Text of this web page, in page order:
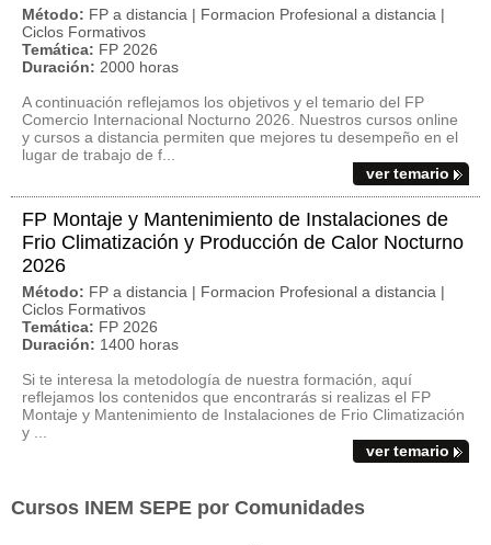
Método: FP a distancia | Formacion Profesional a distancia |
Ciclos Formativos
Temática: FP 2026
Duración: 2000 horas
A continuación reflejamos los objetivos y el temario del FP
Comercio Internacional Nocturno 2026. Nuestros cursos online
y cursos a distancia permiten que mejores tu desempeño en el
lugar de trabajo de f...
ver temario
FP Montaje y Mantenimiento de Instalaciones de
Frio Climatización y Producción de Calor Nocturno
2026
Método: FP a distancia | Formacion Profesional a distancia |
Ciclos Formativos
Temática: FP 2026
Duración: 1400 horas
Si te interesa la metodología de nuestra formación, aquí
reflejamos los contenidos que encontrarás si realizas el FP
Montaje y Mantenimiento de Instalaciones de Frio Climatización
y ...
ver temario
Cursos INEM SEPE por Comunidades